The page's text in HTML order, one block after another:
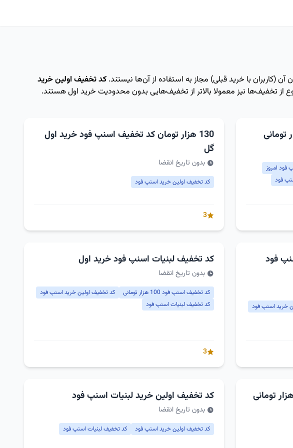
(کاربران با خرید قبلی) مجاز به استفاده از آن‌ها نیستند. کد تخفیف اولین خرید
نیز معمولا بالاتر از تخفیف‌هایی بدون محدودیت خرید اول هستند.
فود امروز
فود
130 هزار تومان کد تخفیف اسنپ فود خرید اول
گل
بدون تاریخ انقضا
کد تخفیف اولین خرید اسنپ فود
3
فود
خرید اسنپ فود
کد تخفیف لبنیات اسنپ فود خرید اول
بدون تاریخ انقضا
کد تخفیف اسنپ فود 100 هزار تومانی
کد تخفیف اولین خرید اسنپ فود
کد تخفیف لبنیات اسنپ فود
3
کد تخفیف اولین خرید لبنیات اسنپ فود
بدون تاریخ انقضا
کد تخفیف اولین خرید اسنپ فود کد تخفیف لبنیات اسنپ فود